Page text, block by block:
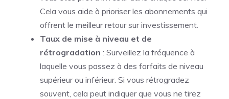
Cela vous aide à prioriser les abonnements qui
offrent le meilleur retour sur investissement.
Taux de mise à niveau et de
rétrogradation : Surveillez la fréquence à
laquelle vous passez à des forfaits de niveau
supérieur ou inférieur. Si vous rétrogradez
souvent, cela peut indiquer que vous ne tirez